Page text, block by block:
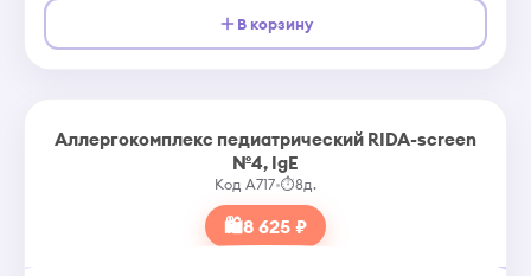
В корзину
Аллергокомплекс педиатрический RIDA-screen
№4, IgE
Код A717•⏱8д.
🛍8 625 ₽